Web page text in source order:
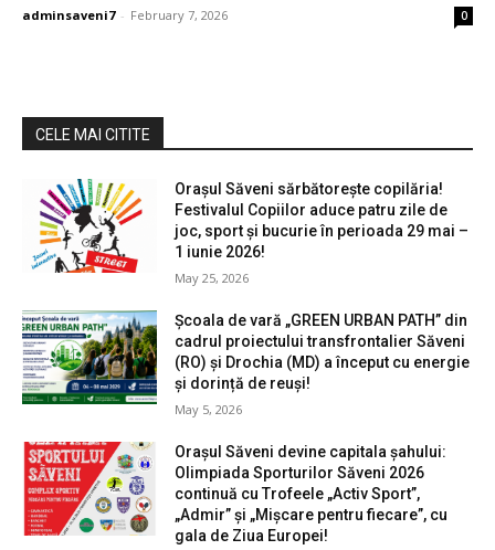
adminsaveni7 - February 7, 2026 0
CELE MAI CITITE
Orașul Săveni sărbătorește copilăria!
Festivalul Copiilor aduce patru zile de
joc, sport și bucurie în perioada 29 mai –
1 iunie 2026!
May 25, 2026
Școala de vară „GREEN URBAN PATH” din
cadrul proiectului transfrontalier Săveni
(RO) și Drochia (MD) a început cu energie
și dorință de reuși!
May 5, 2026
Orașul Săveni devine capitala șahului:
Olimpiada Sporturilor Săveni 2026
continuă cu Trofeele „Activ Sport”,
„Admir” și „Mișcare pentru fiecare”, cu
gala de Ziua Europei!